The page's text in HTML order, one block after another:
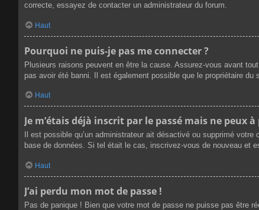
correcte, essayez de contacter un administrateur du forum.
Haut
Pourquoi ne puis-je pas me connecter ?
Plusieurs raisons peuvent en être la cause. Assurez-vous avant
pas avoir été banni. Il est également possible que le propriétaire
Haut
Je m’étais déjà inscrit par le passé mais ne peux
Il est possible qu’un administrateur ait désactivé ou supprimé
base de données. Si tel était le cas, inscrivez-vous de nouveau et
Haut
J’ai perdu mon mot de passe !
Pas de panique ! Bien que votre mot de passe ne puisse pas être